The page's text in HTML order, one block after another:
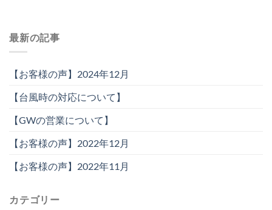
最新の記事
【お客様の声】2024年12月
【台風時の対応について】
【GWの営業について】
【お客様の声】2022年12月
【お客様の声】2022年11月
カテゴリー